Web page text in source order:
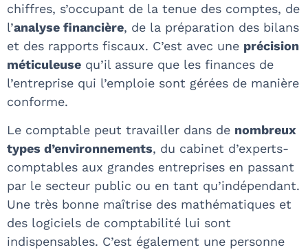
chiffres, s’occupant de la tenue des comptes, de
l’analyse financière, de la préparation des bilans
et des rapports fiscaux. C’est avec une précision
méticuleuse qu’il assure que les finances de
l’entreprise qui l’emploie sont gérées de manière
conforme.
Le comptable peut travailler dans de nombreux
types d’environnements, du cabinet d’experts-
comptables aux grandes entreprises en passant
par le secteur public ou en tant qu’indépendant.
Une très bonne maîtrise des mathématiques et
des logiciels de comptabilité lui sont
indispensables. C’est également une personne